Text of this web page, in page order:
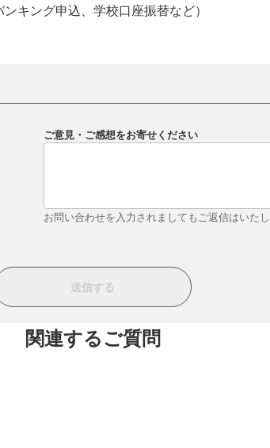
キング申込、学校口座振替など）
ご意見・ご感想をお寄せください
お問い合わせを入力されましてもご返信はいた
関連するご質問